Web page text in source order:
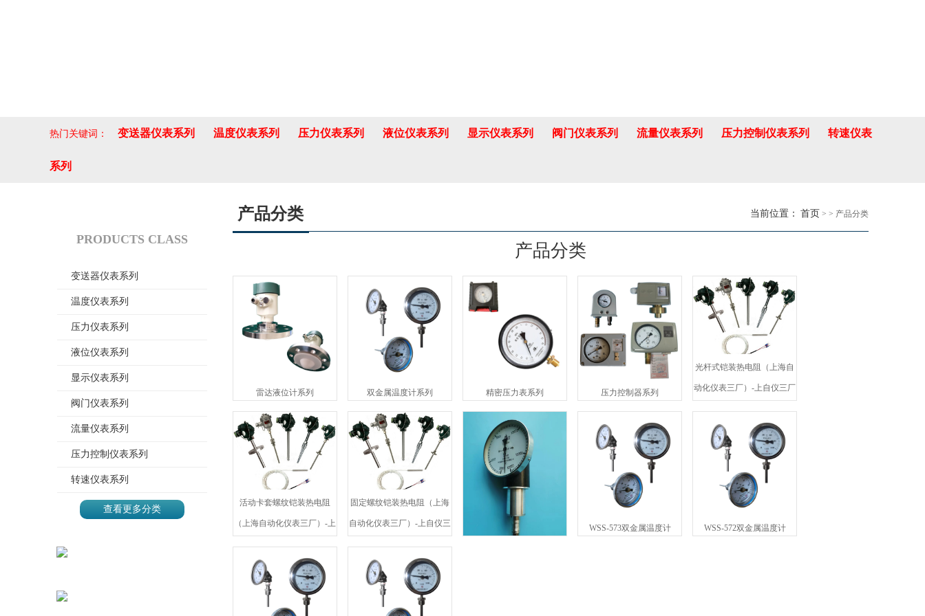
热门关键词： 变送器仪表系列 温度仪表系列 压力仪表系列 液位仪表系列 显示仪表系列 阀门仪表系列 流量仪表系列 压力控制仪表系列 转速仪表
系列
PRODUCTS CLASS
变送器仪表系列
温度仪表系列
压力仪表系列
液位仪表系列
显示仪表系列
阀门仪表系列
流量仪表系列
压力控制仪表系列
转速仪表系列
查看更多分类
产品分类 当前位置： 首页 > > 产品分类
产品分类
雷达液位计系列 双金属温度计系列 精密压力表系列 压力控制器系列
光杆式铠装热电阻（上海自
动化仪表三厂）-上自仪三厂
活动卡套螺纹铠装热电阻
（上海自动化仪表三厂）-上
固定螺纹铠装热电阻（上海
自动化仪表三厂）-上自仪三 WSS-573双金属温度计 WSS-572双金属温度计